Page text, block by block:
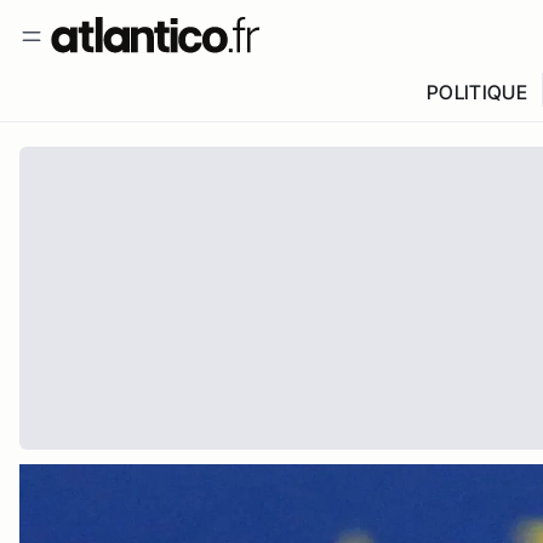
POLITIQUE